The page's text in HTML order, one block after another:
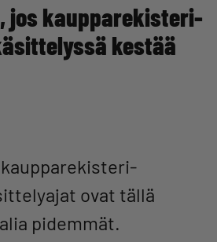
jos kaupparekisteri-
kestää
ovat tällä
pidemmät.